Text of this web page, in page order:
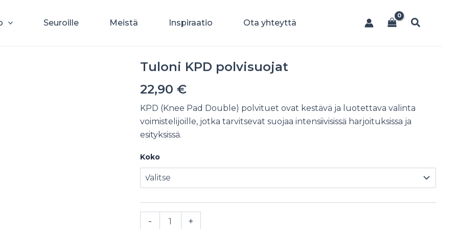
Seuroille Meistä Inspiraatio Ota yhteyttä Hae
Tuloni KPD polvisuojat
22,90€
KPD (Knee Pad Double) polvituet ovat kestävä ja luotettava valinta
voimistelijoille, jotka tarvitsevat suojaa intensiivisissä harjoituksissa ja
esityksissä.
Koko
- +